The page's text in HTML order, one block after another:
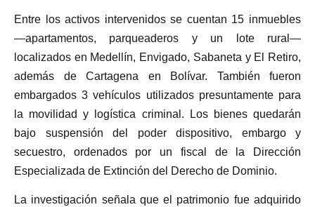
Entre los activos intervenidos se cuentan 15 inmuebles
—apartamentos, parqueaderos y un lote rural—
localizados en Medellín, Envigado, Sabaneta y El Retiro,
además de Cartagena en Bolívar. También fueron
embargados 3 vehículos utilizados presuntamente para
la movilidad y logística criminal. Los bienes quedarán
bajo suspensión del poder dispositivo, embargo y
secuestro, ordenados por un fiscal de la Dirección
Especializada de Extinción del Derecho de Dominio.
La investigación señala que el patrimonio fue adquirido